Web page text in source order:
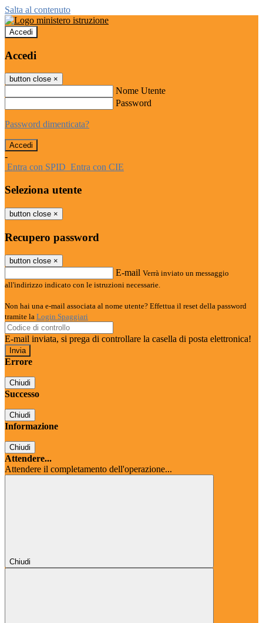
Salta al contenuto
Accedi
Accedi
button close ×
Nome Utente
Password
Password dimenticata?
-
Entra con SPID Entra con CIE
Seleziona utente
button close ×
Recupero password
button close ×
E-mail Verrà inviato un messaggio
all'indirizzo indicato con le istruzioni necessarie.
Non hai una e-mail associata al nome utente? Effettua il reset della password
tramite la Login Spaggiari
E-mail inviata, si prega di controllare la casella di posta elettronica!
Errore
Chiudi
Successo
Chiudi
Informazione
Chiudi
Attendere...
Attendere il completamento dell'operazione...
Chiudi